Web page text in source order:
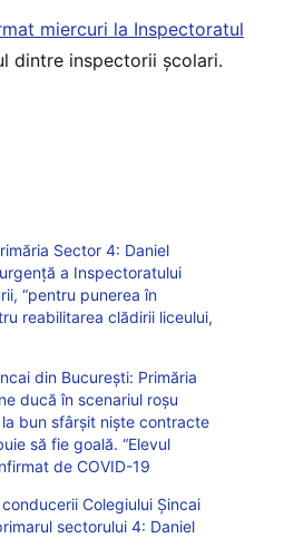
miercuri la Inspectoratul
dintre inspectorii școlari.
Sector 4: Daniel
a Inspectoratului
“pentru punerea în
reabilitarea clădirii liceului,
din București: Primăria
ducă în scenariul roșu
bun sfârșit niște contracte
să fie goală. “Elevul
de COVID-19
Colegiului Șincai
sectorului 4: Daniel